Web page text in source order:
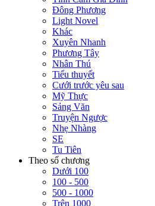
Đông Phương
Light Novel
Khác
Xuyên Nhanh
Phương Tây
Nhân Thú
Tiểu thuyết
Cưới trước yêu sau
Mỹ Thực
Sảng Văn
Truyện Ngược
Nhẹ Nhàng
SE
Tu Tiên
Theo số chương
Dưới 100
100 - 500
500 - 1000
Trên 1000